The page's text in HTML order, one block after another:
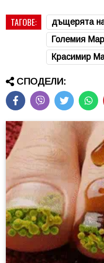
ТАГОВЕ:
дъщерята
Големия
Красимир
СПОДЕЛИ: